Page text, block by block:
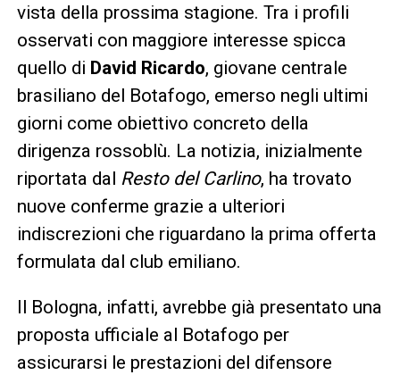
vista della prossima stagione. Tra i profili
osservati con maggiore interesse spicca
quello di David Ricardo, giovane centrale
brasiliano del Botafogo, emerso negli ultimi
giorni come obiettivo concreto della
dirigenza rossoblù. La notizia, inizialmente
riportata dal Resto del Carlino, ha trovato
nuove conferme grazie a ulteriori
indiscrezioni che riguardano la prima offerta
formulata dal club emiliano.
Il Bologna, infatti, avrebbe già presentato una
proposta ufficiale al Botafogo per
assicurarsi le prestazioni del difensore